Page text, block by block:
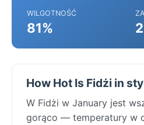
WILGOTNOŚĆ
81%
How Hot Is Fidżi in
W Fidżi w January jest
gorąco — temperatury w